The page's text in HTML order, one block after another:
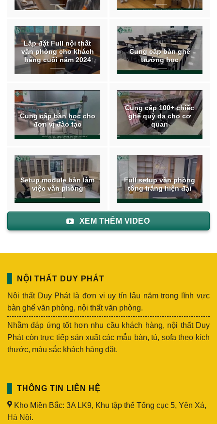
Lắp đặt Full nội thất
văn phòng cho khách
hàng cuối năm 2024
Cung cấp bàn ghế
trường học
Cung cấp bàn học cho
đơn vị đào tạo
Cung cấp 100+ chiếc
ghế quỳ da cho cơ
quan
Setup module bàn làm
việc văn phòng
Full setup văn phòng
tông trắng hiện đại
XEM THÊM VIDEO
NỘI THẤT DUY PHÁT
Nội thất Duy Phát là đơn vị uy tín lâu năm trong lĩnh vực
bàn ghế văn phòng, nội thất văn phòng.
Nhằm đáp ứng tốt hơn nhu cầu khách hàng, nội thất Duy
Phát còn trực tiếp sản xuất các mẫu bàn, tủ, sofa theo kích
thước, màu sắc khách hàng đặt.
THÔNG TIN LIÊN HỆ
Kho Miền Bắc: 3A LK9, Khu tập thể Tổng cục 5, Yên Xá,
Hà Nội.